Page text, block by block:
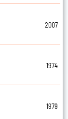
2007
1974
1979